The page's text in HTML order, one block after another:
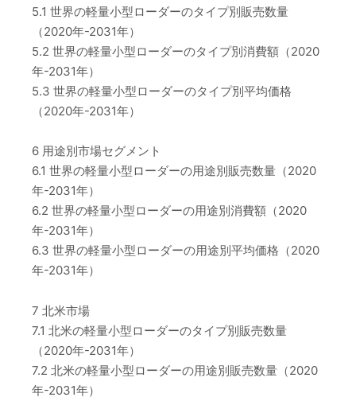
5.1 世界の軽量小型ローダーのタイプ別販売数量
（2020年-2031年）
5.2 世界の軽量小型ローダーのタイプ別消費額（2020
年-2031年）
5.3 世界の軽量小型ローダーのタイプ別平均価格
（2020年-2031年）
6 用途別市場セグメント
6.1 世界の軽量小型ローダーの用途別販売数量（2020
年-2031年）
6.2 世界の軽量小型ローダーの用途別消費額（2020
年-2031年）
6.3 世界の軽量小型ローダーの用途別平均価格（2020
年-2031年）
7 北米市場
7.1 北米の軽量小型ローダーのタイプ別販売数量
（2020年-2031年）
7.2 北米の軽量小型ローダーの用途別販売数量（2020
年-2031年）